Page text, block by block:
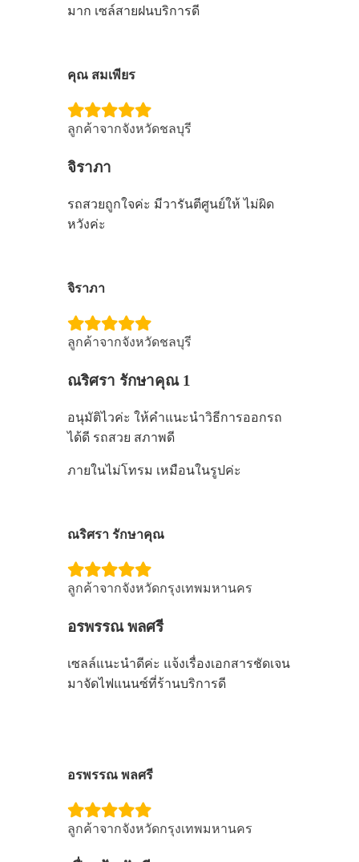
มาก เซล์สายฝนบริการดี
คุณ สมเพียร
ลูกค้าจากจังหวัดชลบุรี
จิราภา
รถสวยถูกใจค่ะ มีวารันตีศูนย์ให้ ไม่ผิด
หวังค่ะ
จิราภา
ลูกค้าจากจังหวัดชลบุรี
ณริศรา รักษาคุณ 1
อนุมัติไวค่ะ ให้คำแนะนำวิธีการออกรถ
ได้ดี รถสวย สภาพดี
ภายในไม่โทรม เหมือนในรูปค่ะ
ณริศรา รักษาคุณ
ลูกค้าจากจังหวัดกรุงเทพมหานคร
อรพรรณ พลศรี
เซลล์แนะนำดีค่ะ แจ้งเรื่องเอกสารชัดเจน
มาจัดไฟแนนซ์ที่ร้านบริการดี
อรพรรณ พลศรี
ลูกค้าจากจังหวัดกรุงเทพมหานคร